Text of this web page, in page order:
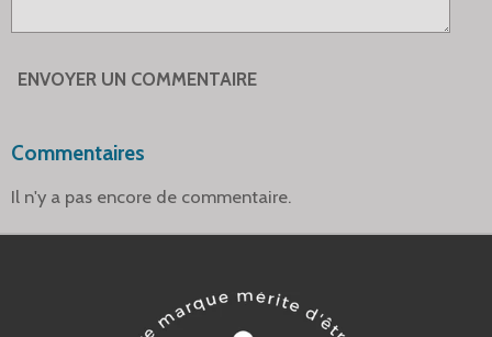
ENVOYER UN COMMENTAIRE
Commentaires
Il n'y a pas encore de commentaire.